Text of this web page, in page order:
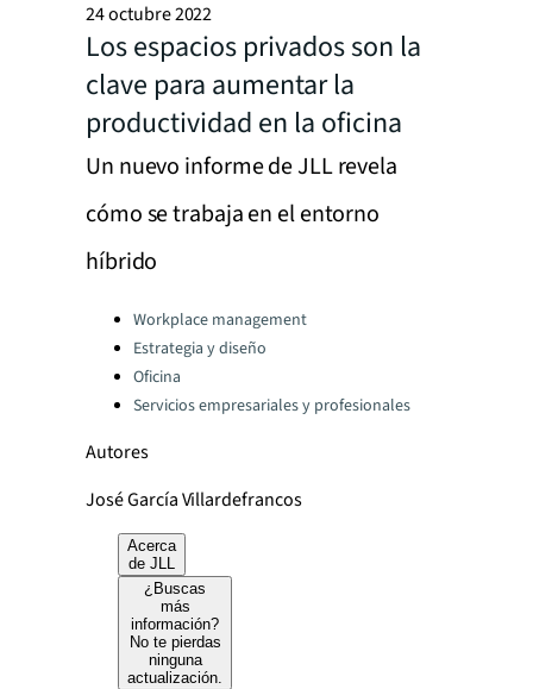
24 octubre 2022
Los espacios privados son la
clave para aumentar la
productividad en la oficina
Un nuevo informe de JLL revela
cómo se trabaja en el entorno
híbrido
Categories:Workplace management
Estrategia y diseño
Oficina
Servicios empresariales y profesionales
Autores
José García Villardefrancos
Acerca
de JLL
¿Buscas
más
información?
No te pierdas
ninguna
actualización.